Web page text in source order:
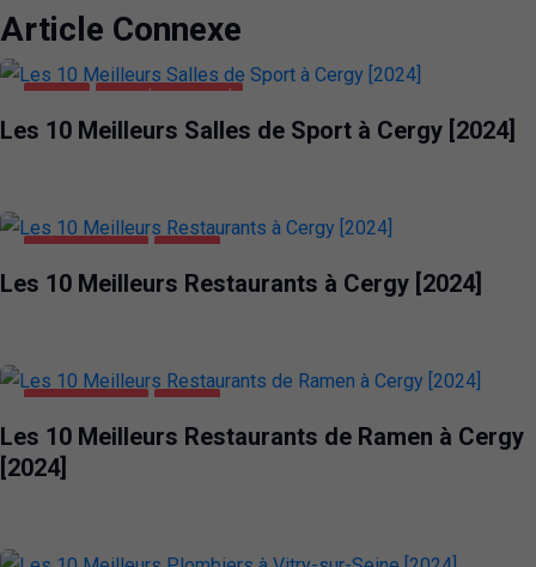
Article Connexe
Les 10 Meilleurs Salles de Sport à Cergy [2024]
Les 10 Meilleurs Restaurants à Cergy [2024]
Les 10 Meilleurs Restaurants de Ramen à Cergy
[2024]